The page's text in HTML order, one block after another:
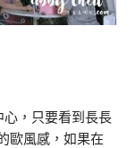
心，只要看到長長
歐風感，如果在